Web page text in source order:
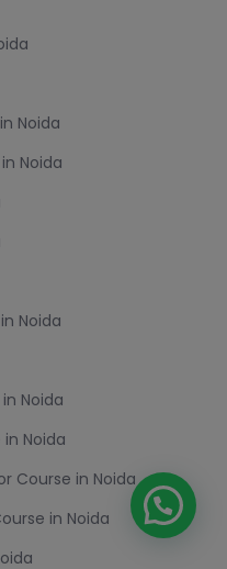
Noida
Noida
Noida
Noida
Noida
Course in Noida
in Noida